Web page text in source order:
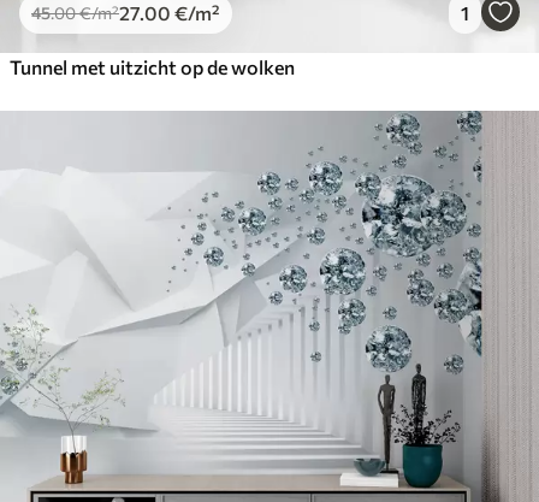
45.00€/m²27.00 €/m² 1
Tunnel met uitzicht op de wolken